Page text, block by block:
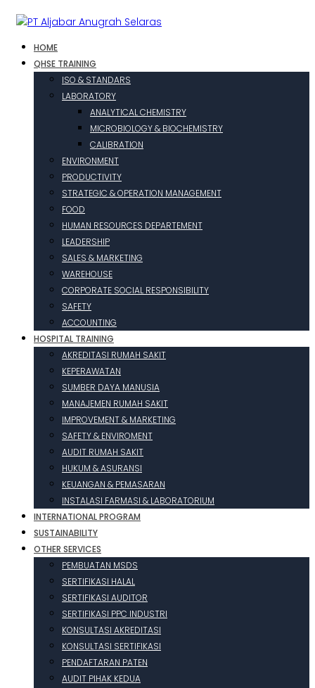
HOME
QHSE TRAINING
ISO & STANDARS
LABORATORY
ANALYTICAL CHEMISTRY
MICROBIOLOGY & BIOCHEMISTRY
CALIBRATION
ENVIRONMENT
PRODUCTIVITY
STRATEGIC & OPERATION MANAGEMENT
FOOD
HUMAN RESOURCES DEPARTEMENT
LEADERSHIP
SALES & MARKETING
WAREHOUSE
CORPORATE SOCIAL RESPONSIBILITY
SAFETY
ACCOUNTING
HOSPITAL TRAINING
AKREDITASI RUMAH SAKIT
KEPERAWATAN
SUMBER DAYA MANUSIA
MANAJEMEN RUMAH SAKIT
IMPROVEMENT & MARKETING
SAFETY & ENVIROMENT
AUDIT RUMAH SAKIT
HUKUM & ASURANSI
KEUANGAN & PEMASARAN
INSTALASI FARMASI & LABORATORIUM
INTERNATIONAL PROGRAM
SUSTAINABILITY
OTHER SERVICES
PEMBUATAN MSDS
SERTIFIKASI HALAL
SERTIFIKASI AUDITOR
SERTIFIKASI PPC INDUSTRI
KONSULTASI AKREDITASI
KONSULTASI SERTIFIKASI
PENDAFTARAN PATEN
AUDIT PIHAK KEDUA